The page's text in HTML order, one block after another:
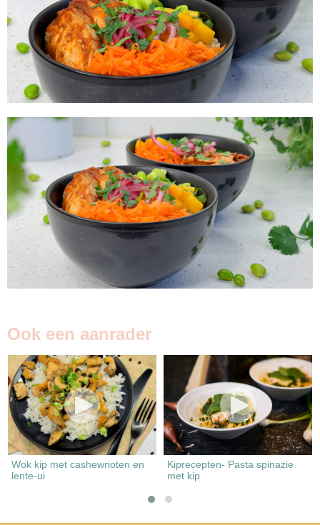
Ook een aanrader
Wok kip met cashewnoten en
lente-ui
Kiprecepten- Pasta spinazie
met kip